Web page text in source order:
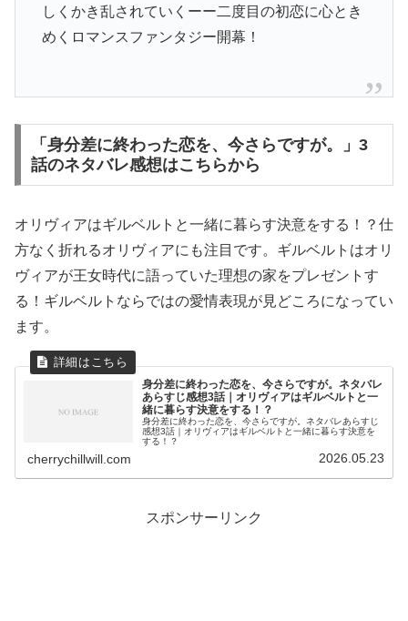
しくかき乱されていくーー二度目の初恋に心とき
めくロマンスファンタジー開幕！
「身分差に終わった恋を、今さらですが。」3
話のネタバレ感想はこちらから
オリヴィアはギルベルトと一緒に暮らす決意をする！？仕
方なく折れるオリヴィアにも注目です。ギルベルトはオリ
ヴィアが王女時代に語っていた理想の家をプレゼントす
る！ギルベルトならではの愛情表現が見どころになってい
ます。
身分差に終わった恋を、今さらですが。ネタバレ
あらすじ感想3話｜オリヴィアはギルベルトと一
緒に暮らす決意をする！？
身分差に終わった恋を、今さらですが。ネタバレあらすじ
感想3話｜オリヴィアはギルベルトと一緒に暮らす決意を
する！？
cherrychillwill.com 2026.05.23
スポンサーリンク